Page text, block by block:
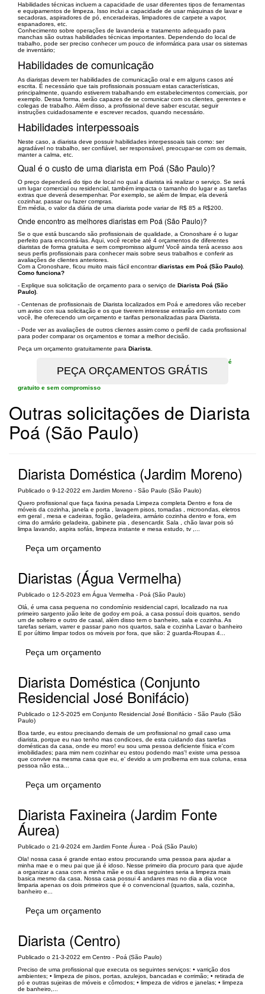
Habilidades técnicas incluem a capacidade de usar diferentes tipos de ferramentas
e equipamentos de limpeza. Isso inclui a capacidade de usar máquinas de lavar e
secadoras, aspiradores de pó, enceradeiras, limpadores de carpete a vapor,
espanadores, etc.
Conhecimento sobre operações de lavanderia e tratamento adequado para
manchas são outras habilidades técnicas importantes. Dependendo do local de
trabalho, pode ser preciso conhecer um pouco de informática para usar os sistemas
de inventário;
Habilidades de comunicação
As diaristas devem ter habilidades de comunicação oral e em alguns casos até
escrita. É necessário que tais profissionais possuam estas características,
principalmente, quando estiverem trabalhando em estabelecimentos comerciais, por
exemplo. Dessa forma, serão capazes de se comunicar com os clientes, gerentes e
colegas de trabalho. Além disso, a profissional deve saber escutar, seguir
instruções cuidadosamente e escrever recados, quando necessário.
Habilidades interpessoais
Neste caso, a diarista deve possuir habilidades interpessoais tais como: ser
agradável no trabalho, ser confiável, ser responsável, preocupar-se com os demais,
manter a calma, etc.
Qual é o custo de uma diarista em Poá (São Paulo)?
O preço dependerá do tipo de local no qual a diarista irá realizar o serviço. Se será
um lugar comercial ou residencial, também impacta o tamanho do lugar e as tarefas
extras que deverá desempenhar. Por exemplo, se além de limpar, ela deverá
cozinhar, passar ou fazer compras.
Em média, o valor da diária de uma diarista pode variar de R$ 85 a R$200.
Onde encontro as melhores diaristas em Poá (São Paulo)?
Se o que está buscando são profissionais de qualidade, a Cronoshare é o lugar
perfeito para encontrá-las. Aqui, você recebe até 4 orçamentos de diferentes
diaristas de forma gratuita e sem compromisso algum! Você ainda terá acesso aos
seus perfis profissionais para conhecer mais sobre seus trabalhos e conferir as
avaliações de clientes anteriores.
Com a Cronoshare, ficou muito mais fácil encontrardiaristas em Poá (São Paulo)
Como funciona?
- Explique sua solicitação de orçamento para o serviço de Diarista Poá (São
Paulo)
- Centenas de profissionais de Diarista localizados em Poá e arredores vão receber
um aviso con sua solicitação e os que tiverem interesse entrarão em contato com
você, lhe oferecendo um orçamento e tarifas personalizadas para Diarista.
- Pode ver as avaliações de outros clientes assim como o perfil de cada profissional
para poder comparar os orçamentos e tomar a melhor decisão.
Peça um orçamento gratuitamente para Diarista
é
gratuito e sem compromisso
Outras solicitações de Diarista
Poá (São Paulo)
Diarista Doméstica (Jardim Moreno)
Publicado o 9-12-2022 em Jardim Moreno - São Paulo (São Paulo)
Quero profissional que faça faxina pesada Limpeza completa Dentro e fora de
móveis da cozinha, janela e porta , lavagem pisos, tomadas , microondas, eletros
em geral , mesa e cadeiras, fogão, geladeira, armário cozinha dentro e fora, em
cima do armário geladeira, gabinete pia , desencardir. Sala , chão lavar pois só
limpa lavando, aspira sofás, limpeza instante e mesa estudo, tv ,...
Peça um orçamento
Diaristas (Água Vermelha)
Publicado o 12-5-2023 em Água Vermelha - Poá (São Paulo)
Olá, é uma casa pequena no condomínio residencial capri, localizado na rua
primeiro sargento joão leite de godoy em poá, a casa possuí dois quartos, sendo
um de solteiro e outro de casal, além disso tem o banheiro, sala e cozinha. As
tarefas seriam, varrer e passar pano nos quartos, sala e cozinha Lavar o banheiro
E por último limpar todos os móveis por fora, que são: 2 guarda-Roupas 4...
Peça um orçamento
Diarista Doméstica (Conjunto
Residencial José Bonifácio)
Publicado o 12-5-2025 em Conjunto Residencial José Bonifácio - São Paulo (São
Paulo)
Boa tarde, eu estou precisando demais de um profissional no gmail caso uma
diarista, porque eu nao tenho mas condicoes, de esta cuidando das tarefas
domésticas da casa, onde eu moro! eu sou uma pessoa deficiente física e'com
imobilidades; para mim nem cozinhar eu estou podendo mas'! existe uma pessoa
que convive na mesma casa que eu, e' devido a um prolbema em sua coluna, essa
pessoa não esta...
Peça um orçamento
Diarista Faxineira (Jardim Fonte
Áurea)
Publicado o 21-9-2024 em Jardim Fonte Áurea - Poá (São Paulo)
Ola! nossa casa é grande entao estou procurando uma pessoa para ajudar a
minha mae e o meu pai que já é idoso. Nesse primeiro dia procuro para que ajude
a organizar a casa com a minha mãe e os dias seguintes seria a limpeza mais
basica mesmo da casa. Nossa casa possui 4 andares mas no dia a dia voce
limparia apenas os dois primeiros que é o convencional (quartos, sala, cozinha,
banheiro e...
Peça um orçamento
Diarista (Centro)
Publicado o 21-3-2022 em Centro - Poá (São Paulo)
Preciso de uma profissional que executa os seguintes serviços: • varrição dos
ambientes; • limpeza de pisos, portas, azulejos, bancadas e corrimão; • retirada de
pó e outras sujeiras de móveis e cômodos; • limpeza de vidros e janelas; • limpeza
de banheiro,...